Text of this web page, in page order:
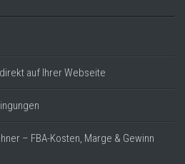
auf Ihrer Webseite
– FBA-Kosten, Marge & Gewinn